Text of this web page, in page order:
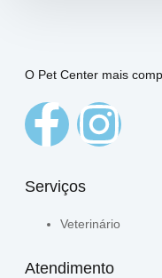
O Pet Center mais
Serviços
Veterinário
Atendimento